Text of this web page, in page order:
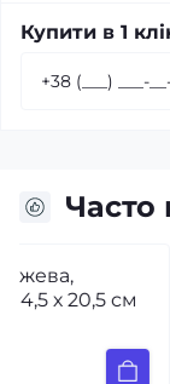
Купити в 1
Часто
1 699